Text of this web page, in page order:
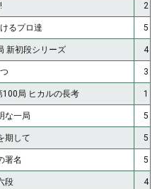
2
るプロ達 5
新初段シリーズ 4
3
100局 ヒカルの長考 1
な一局 5
期して 5
署名 5
段 4